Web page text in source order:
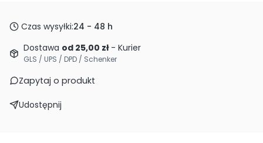
Czas wysyłki:24 - 48 h
Dostawa od 25,00 zł - Kurier
GLS / UPS / DPD / Schenker
Zapytaj o produkt
Udostępnij